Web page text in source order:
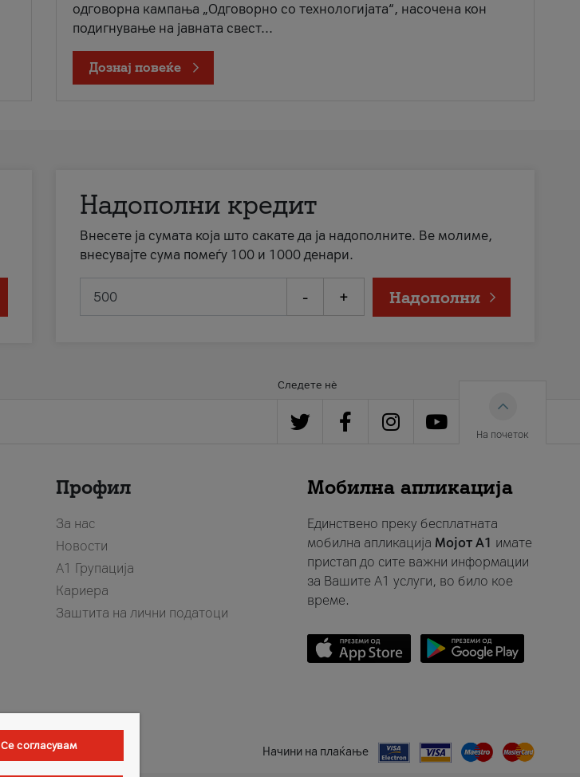
одговорна кампања „Одговорно со технологијата“, насочена кон
подигнување на јавната свест...
Дознај повеќе
Надополни кредит
Внесете ја сумата која што сакате да ја надополните. Ве молиме,
внесувајте сума помеѓу 100 и 1000 денари.
- + Надополни
Следете нè
На почеток
Профил
За нас
Новости
А1 Групација
Кариера
Заштита на лични податоци
Мобилна апликација
Единствено преку бесплатната
мобилна апликација Мојот A1 имате
пристап до сите важни информации
за Вашите A1 услуги, во било кое
време.
Начини на плаќање
Се согласувам